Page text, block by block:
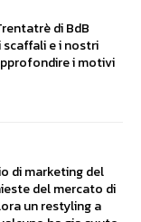
di BdB
e i nostri
i motivi
di marketing del
del mercato di
un restyling a